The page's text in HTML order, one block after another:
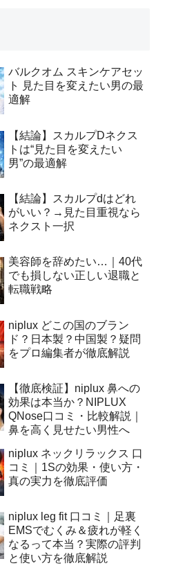
バルクオム スキンケアセッ
ト 見た目を変えたい男の最
適解
【結論】スカルプDネクス
トは“見た目を変えたい
男”の最適解
【結論】スカルプdはどれ
がいい？→見た目重視なら
ネクスト一択
美容師を辞めたい…｜40代
でも損しない正しい退職と
転職戦略
niplux どこの国のブラン
ド？日本製？中国製？疑問
をプロ編集者が徹底解説
【徹底検証】niplux 鼻への
効果は本当か？NIPLUX
QNose口コミ・比較解説｜
鼻を高く見せたい男性へ
niplux ネックリラックス 口
コミ｜1Sの効果・使い方・
真の実力を徹底評価
niplux leg fit 口コミ｜足裏
EMSでむくみ＆疲れが軽く
なるって本当？実際の評判
と使い方を徹底解説